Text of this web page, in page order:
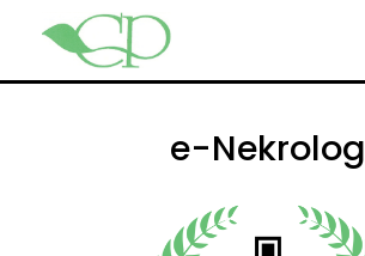
e-Nekrolog